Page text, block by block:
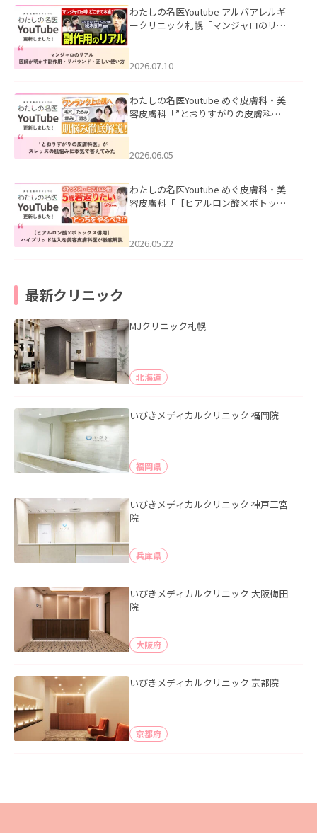
わたしの名医Youtube アルバアレルギ
ークリニック札幌「マンジャロのリア
た。
2026.07.10
わたしの名医Youtube めぐ皮膚科・美
容皮膚科「”とおりすがりの皮膚科
2026.06.05
わたしの名医Youtube めぐ皮膚科・美
容皮膚科「【ヒアルロン酸×ボトック
た。
2026.05.22
最新クリニック
MJクリニック札幌
北海道
いびきメディカルクリニック 福岡院
福岡県
いびきメディカルクリニック 神戸三宮
院
兵庫県
いびきメディカルクリニック 大阪梅田
院
大阪府
いびきメディカルクリニック 京都院
京都府